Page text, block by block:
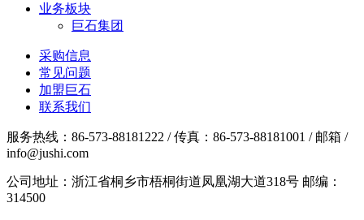
业务板块
巨石集团
采购信息
常见问题
加盟巨石
联系我们
服务热线：86-573-88181222 / 传真：86-573-88181001 / 邮箱 /
info@jushi.com
公司地址：浙江省桐乡市梧桐街道凤凰湖大道318号 邮编：
314500